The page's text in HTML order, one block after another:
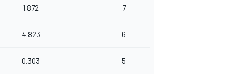
1.872 7
4.823 6
0.303 5